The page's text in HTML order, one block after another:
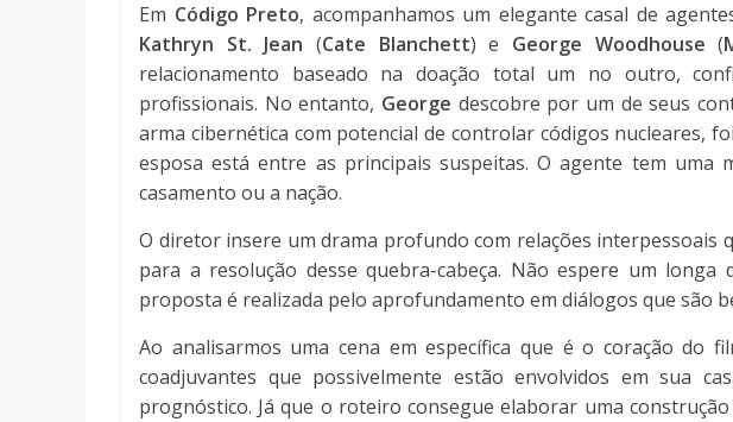
Em Código Preto, acompanhamos um elegante casal de
Kathryn St. Jean (Cate Blanchett) e George Woodhouse (
relacionamento baseado na doação total um no outro,
profissionais. No entanto, George descobre por um de seus
arma cibernética com potencial de controlar códigos nucleares,
esposa está entre as principais suspeitas. O agente tem uma
casamento ou a nação.
O diretor insere um drama profundo com relações interpessoais
para a resolução desse quebra-cabeça. Não espere um longa
proposta é realizada pelo aprofundamento em diálogos que são
Ao analisarmos uma cena em específica que é o coração do
coadjuvantes que possivelmente estão envolvidos em sua
prognóstico. Já que o roteiro consegue elaborar uma